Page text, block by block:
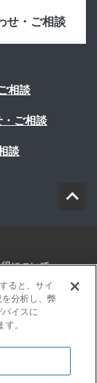
せ・ご相談
相談
ご相談
談
について
サイトについて
ると、サイ
分析し、弊
イスに
。